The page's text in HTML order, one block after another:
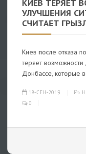
КИЕВ ТЕРЯЕТ
УЛУЧШЕНИЯ
СЧИТАЕТ
Киев после отказа
теряет
Донбассе, которые
18-СЕН-2019
0